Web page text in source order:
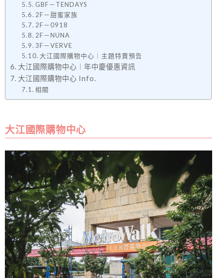
GBF－TENDAYS
2F－甜蜜家族
2F－0918
2F－NUNA
3F－VERVE
大江國際購物中心︱主題特賣預告
大江國際購物中心︱年中慶優惠資訊
大江國際購物中心 Info.
相關
大江國際購物中心